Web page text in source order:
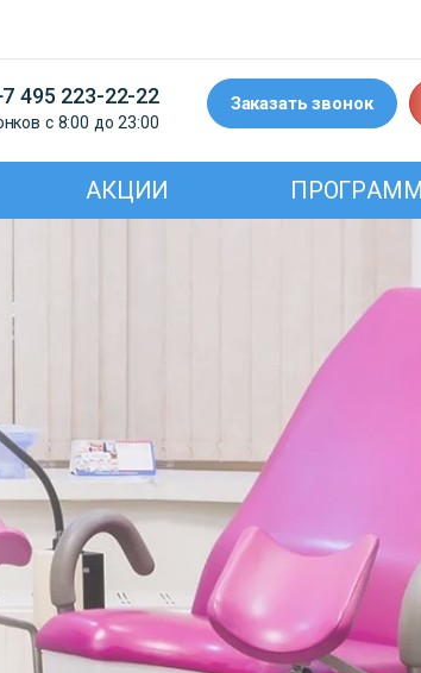
495 223-22-22
с 8:00 до 23:00
Заказать звонок
АКЦИИ